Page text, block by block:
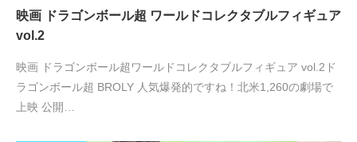
映画 ドラゴンボール超 ワールドコレクタブルフィギュア
vol.2
映画 ドラゴンボール超ワールドコレクタブルフィギュア vol.2ド
ラゴンボール超 BROLY 人気爆発的ですね！北米1,260の劇場で
上映 公開…